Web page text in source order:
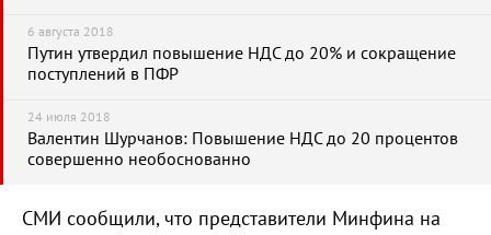
6 августа 2018
Путин утвердил повышение НДС до 20% и сокращение
поступлений в ПФР
24 июля 2018
Валентин Шурчанов: Повышение НДС до 20 процентов
совершенно необоснованно
СМИ сообщили, что представители Минфина на